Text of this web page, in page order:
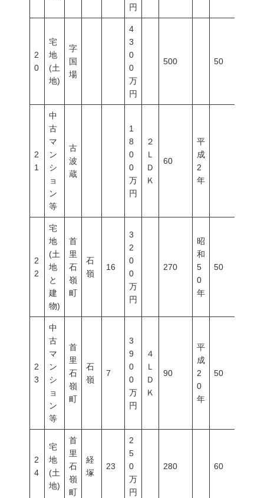
円
2
0
宅
地
(土
地)
字
国
場
4
3
0
0
万
円
500 50
2
1
中
古
マ
ン
シ
ョ
ン
等
古
波
蔵
1
8
0
0
万
円
２
Ｌ
Ｄ
Ｋ
60
平
成
2
年
2
2
宅
地
(土
地
と
建
物)
首
里
石
嶺
町
石
嶺
16
3
2
0
0
万
円
270
昭
和
5
0
年
50
2
3
中
古
マ
ン
シ
ョ
ン
等
首
里
石
嶺
町
石
嶺
7
3
9
0
0
万
円
４
Ｌ
Ｄ
Ｋ
90
平
成
2
0
年
50
2
4
宅
地
(土
地)
首
里
石
嶺
町
経
塚
23
2
5
0
万
円
280 60